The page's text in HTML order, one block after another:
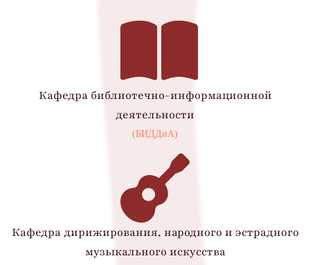
Кафедра библиотечно-информационной
деятельности
(БИДДиА)
Кафедра дирижирования, народного и эстрадного
музыкального искусства